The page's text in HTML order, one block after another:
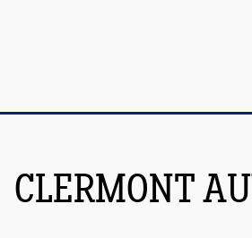
CLERMONT